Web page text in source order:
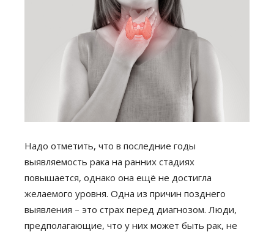
Надо отметить, что в последние годы
выявляемость рака на ранних стадиях
повышается, однако она ещё не достигла
желаемого уровня. Одна из причин позднего
выявления – это страх перед диагнозом. Люди,
предполагающие, что у них может быть рак, не